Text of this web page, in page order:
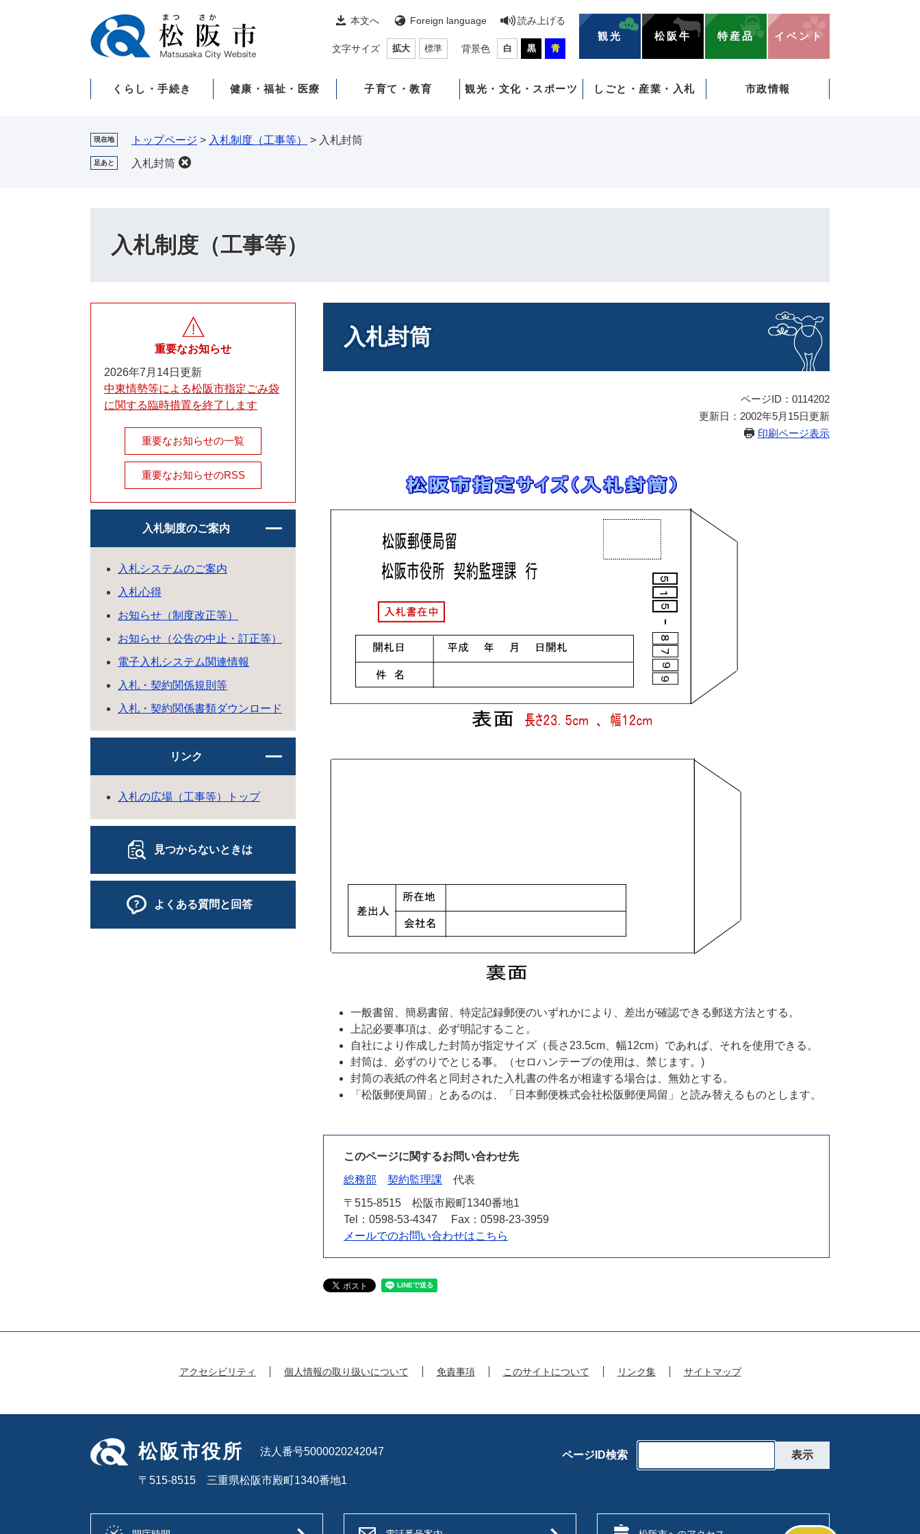
本文へ Foreign language 読み上げる
文字サイズ 拡大 標準 背景色 白 黒 青
観光 松阪牛 特産品 イベント
くらし・手続き 健康・福祉・医療 子育て・教育 観光・文化・スポーツ しごと・産業・入札 市政情報
現在地 トップページ > 入札制度（工事等） > 入札封筒
足あと 入札封筒
入札制度（工事等）
入札封筒
ページID：0114202
更新日：2002年5月15日更新
印刷ページ表示
一般書留、簡易書留、特定記録郵便のいずれかにより、差出が確認できる郵送方法とする。
上記必要事項は、必ず明記すること。
自社により作成した封筒が指定サイズ（長さ23.5cm、幅12cm）であれば、それを使用できる。
封筒は、必ずのりでとじる事。（セロハンテープの使用は、禁じます。)
封筒の表紙の件名と同封された入札書の件名が相違する場合は、無効とする。
「松阪郵便局留」とあるのは、「日本郵便株式会社松阪郵便局留」と読み替えるものとします。
このページに関するお問い合わせ先
総務部
契約監理課
代表
〒515-8515
松阪市殿町1340番地1
Tel：0598-53-4347
Fax：0598-23-3959
メールでのお問い合わせはこちら
重要なお知らせ
2026年7月14日更新
中東情勢等による松阪市指定ごみ袋
に関する臨時措置を終了します
重要なお知らせの一覧
重要なお知らせのRSS
入札制度のご案内
入札システムのご案内
入札心得
お知らせ（制度改正等）
お知らせ（公告の中止・訂正等）
電子入札システム関連情報
入札・契約関係規則等
入札・契約関係書類ダウンロード
リンク
入札の広場（工事等）トップ
見つからないときは
よくある質問と回答
アクセシビリティ 個人情報の取り扱いについて 免責事項 このサイトについて リンク集 サイトマップ
松阪市役所 法人番号5000020242047
〒515-8515 三重県松阪市殿町1340番地1
ページID検索